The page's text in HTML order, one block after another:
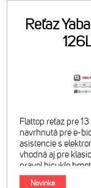
Reťaz
Flattop reťaz pre
navrhnutá pre e-
asistencie s
vhodná aj pre
gravel bicykle
126 článkov +
Novinka